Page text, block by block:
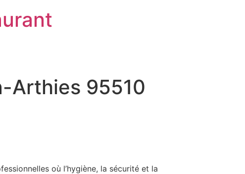
Arthies 95510
où l’hygiène, la sécurité et la